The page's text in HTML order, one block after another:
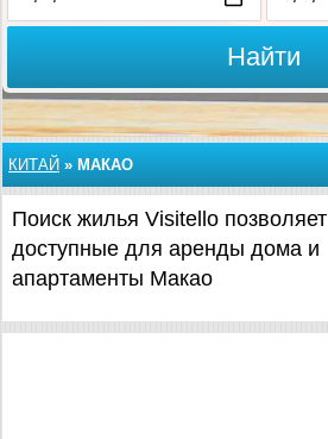
Найти
КИТАЙ » МАКАО
Поиск жилья Visitello
доступные для аренды дома и
апартаменты Макао